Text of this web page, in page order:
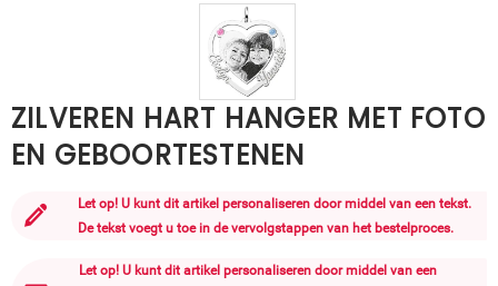
ZILVEREN HART HANGER MET FOTO
EN GEBOORTESTENEN
Let op! U kunt dit artikel personaliseren door middel van een tekst.
De tekst voegt u toe in de vervolgstappen van het bestelproces.
Let op! U kunt dit artikel personaliseren door middel van een